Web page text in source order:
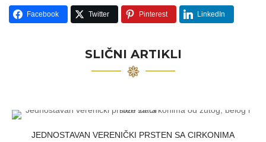
Facebook Twitter Pinterest LinkedIn
SLIČNI ARTIKLI
JEDNOSTAVAN VERENIČKI PRSTEN SA CIRKONIMA